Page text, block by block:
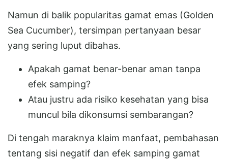
Namun di balik popularitas gamat emas (Golden
Sea Cucumber), tersimpan pertanyaan besar
yang sering luput dibahas.
Apakah gamat benar-benar aman tanpa
efek samping?
Atau justru ada risiko kesehatan yang bisa
muncul bila dikonsumsi sembarangan?
Di tengah maraknya klaim manfaat, pembahasan
tentang sisi negatif dan efek samping gamat